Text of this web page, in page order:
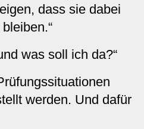
dass sie dabei
was soll ich da?“
werden. Und dafür